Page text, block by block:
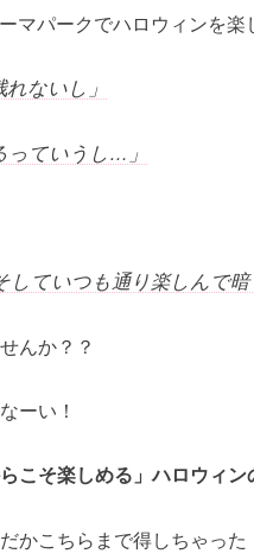
マパークでハロウィンを楽
れないし」
っていうし…」
していつも通り楽しんで暗
んか？？
ーい！
こそ楽しめる」ハロウィ
かこちらまで得しちゃっ